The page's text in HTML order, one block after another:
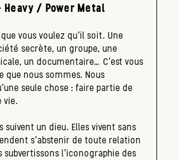
Heavy / Power Metal
que vous voulez qu’il soit. Une
secrète, un groupe, une
un documentaire… C’est vous
que nous sommes. Nous
seule chose : faire partie de
vie.
suivent un dieu. Elles vivent sans
s’abstenir de toute relation
subvertissons l’iconographie des